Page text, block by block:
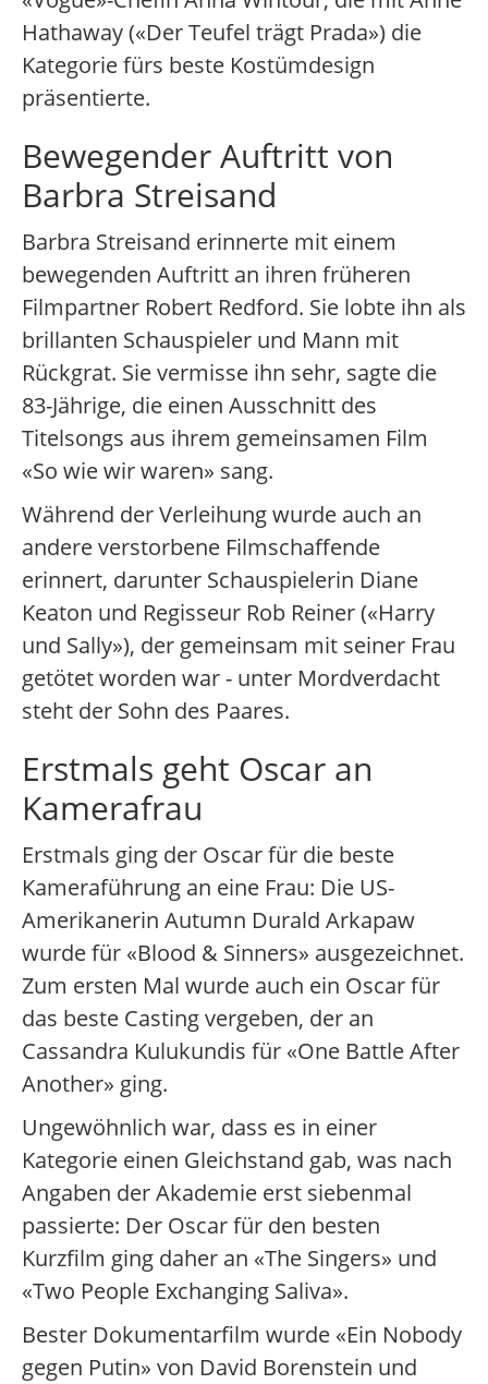
Hathaway («Der Teufel trägt Prada») die
Kategorie fürs beste Kostümdesign
präsentierte.
Bewegender Auftritt von
Barbra Streisand
Barbra Streisand erinnerte mit einem
bewegenden Auftritt an ihren früheren
Filmpartner Robert Redford. Sie lobte ihn als
brillanten Schauspieler und Mann mit
Rückgrat. Sie vermisse ihn sehr, sagte die
83-Jährige, die einen Ausschnitt des
Titelsongs aus ihrem gemeinsamen Film
«So wie wir waren» sang.
Während der Verleihung wurde auch an
andere verstorbene Filmschaffende
erinnert, darunter Schauspielerin Diane
Keaton und Regisseur Rob Reiner («Harry
und Sally»), der gemeinsam mit seiner Frau
getötet worden war - unter Mordverdacht
steht der Sohn des Paares.
Erstmals geht Oscar an
Kamerafrau
Erstmals ging der Oscar für die beste
Kameraführung an eine Frau: Die US-
Amerikanerin Autumn Durald Arkapaw
wurde für «Blood & Sinners» ausgezeichnet.
Zum ersten Mal wurde auch ein Oscar für
das beste Casting vergeben, der an
Cassandra Kulukundis für «One Battle After
Another» ging.
Ungewöhnlich war, dass es in einer
Kategorie einen Gleichstand gab, was nach
Angaben der Akademie erst siebenmal
passierte: Der Oscar für den besten
Kurzfilm ging daher an «The Singers» und
«Two People Exchanging Saliva».
Bester Dokumentarfilm wurde «Ein Nobody
gegen Putin» von David Borenstein und